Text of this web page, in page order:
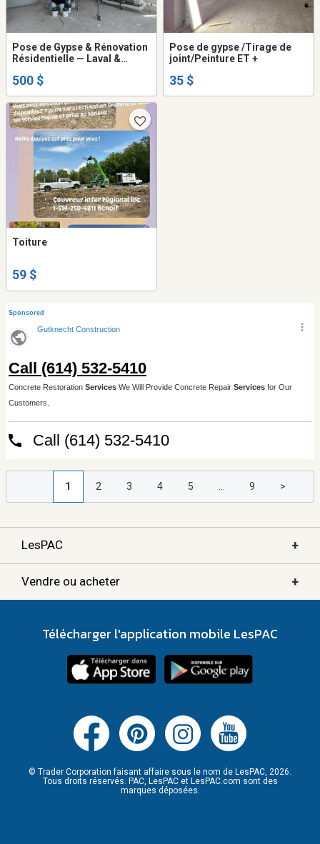
Pose de Gypse & Rénovation
Résidentielle — Laval &
Developments
500 $
Pose de gypse /Tirage de
joint/Peinture ET +
35 $
Toiture
59 $
1 2 3 4 5 ... 9 >
LesPAC +
Vendre ou acheter +
Télécharger l'application mobile LesPAC
© Trader Corporation faisant affaire sous le nom de LesPAC, 2026.
Tous droits réservés. PAC, LesPAC et LesPAC.com sont des
marques déposées.